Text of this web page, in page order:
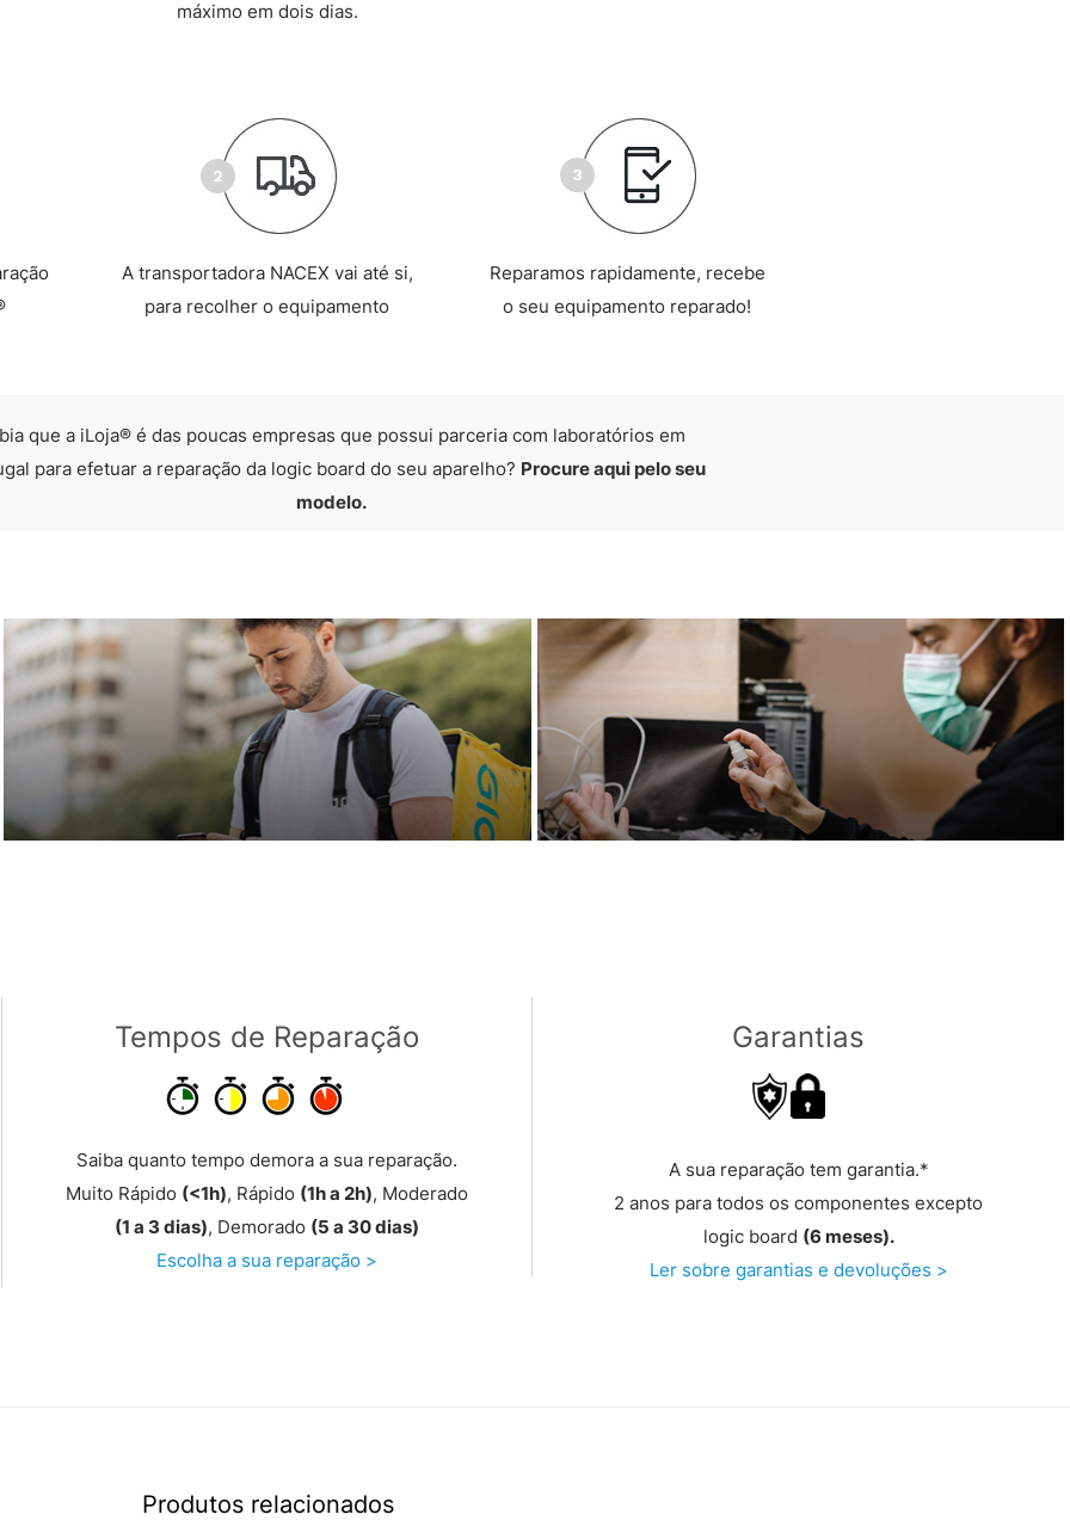
máximo em dois dias.
A transportadora NACEX vai até si,
para recolher o equipamento
Reparamos rapidamente, recebe
o seu equipamento reparado!
que a iLoja® é das poucas empresas que possui parceria com laboratórios em
para efetuar a reparação da logic board do seu aparelho? Procure aqui pelo seu
modelo.
Tempos de Reparação
Saiba quanto tempo demora a sua reparação.
Muito Rápido (<1h), Rápido (1h a 2h), Moderado
(1 a 3 dias), Demorado (5 a 30 dias)
Escolha a sua reparação >
Garantias
A sua reparação tem garantia.*
2 anos para todos os componentes excepto
logic board (6 meses).
Ler sobre garantias e devoluções >
Produtos relacionados